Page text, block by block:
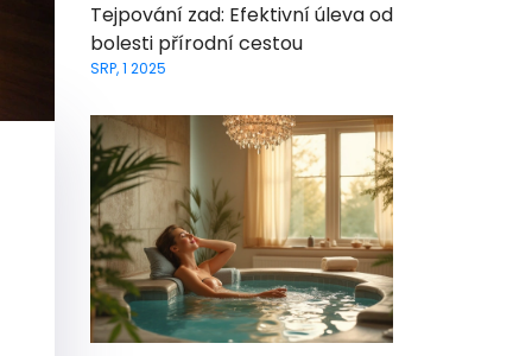
Tejpování zad: Efektivní úleva od
bolesti přírodní cestou
SRP, 1 2025